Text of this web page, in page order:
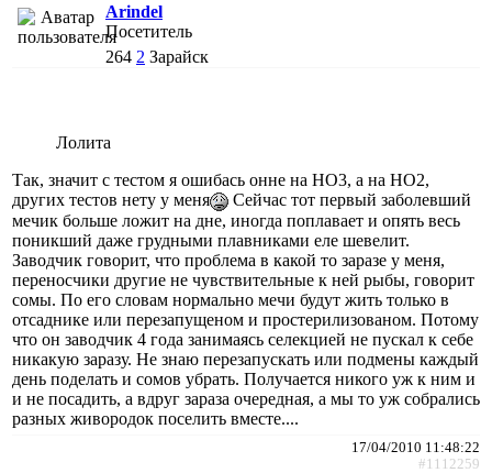
Arindel
Посетитель
264 2 Зарайск
Лолита
Так, значит с тестом я ошибась онне на НО3, а на НО2,
других тестов нету у меня
Сейчас тот первый заболевший
мечик больше ложит на дне, иногда поплавает и опять весь
поникший даже грудными плавниками еле шевелит.
Заводчик говорит, что проблема в какой то заразе у меня,
переносчики другие не чувствительные к ней рыбы, говорит
сомы. По его словам нормально мечи будут жить только в
отсаднике или перезапущеном и простерилизованом. Потому
что он заводчик 4 года занимаясь селекцией не пускал к себе
никакую заразу. Не знаю перезапускать или подмены каждый
день поделать и сомов убрать. Получается никого уж к ним и
и не посадить, а вдруг зараза очередная, а мы то уж собрались
разных живородок поселить вместе....
17/04/2010 11:48:22
#1112259